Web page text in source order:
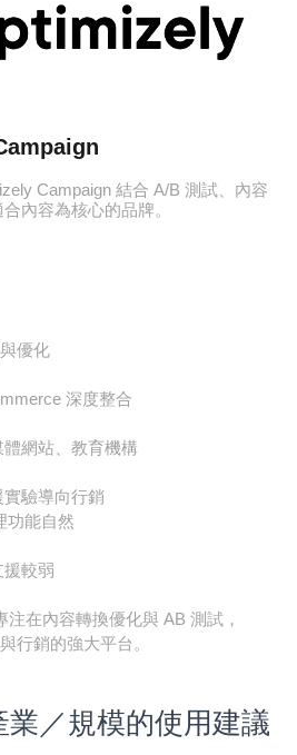
Campaign 結合 A/B 測試、內容
內容為核心的品牌。
優化
深度整合
網站、教育機構
驗導向行銷
功能自然
較弱
注在內容轉換優化與 AB 測試，
行銷的強大平台。
業／規模的使用建議